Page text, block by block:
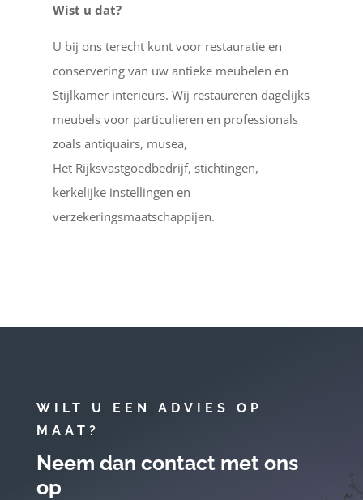
Wist u dat?
U bij ons terecht kunt voor restauratie en
conservering van uw antieke meubelen en
Stijlkamer interieurs. Wij restaureren dagelijks
meubels voor particulieren en professionals
zoals antiquairs, musea,
Het Rijksvastgoedbedrijf, stichtingen,
kerkelijke instellingen en
verzekeringsmaatschappijen.
WILT U EEN ADVIES OP
MAAT?
Neem dan contact met ons
op